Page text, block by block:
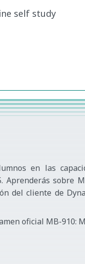
self study
en las
Aprenderás sobre
del cliente de
oficial MB-910: